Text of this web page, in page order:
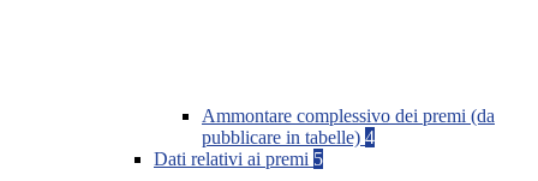
Ammontare complessivo dei premi (da
pubblicare in tabelle) 4
Dati relativi ai premi 5